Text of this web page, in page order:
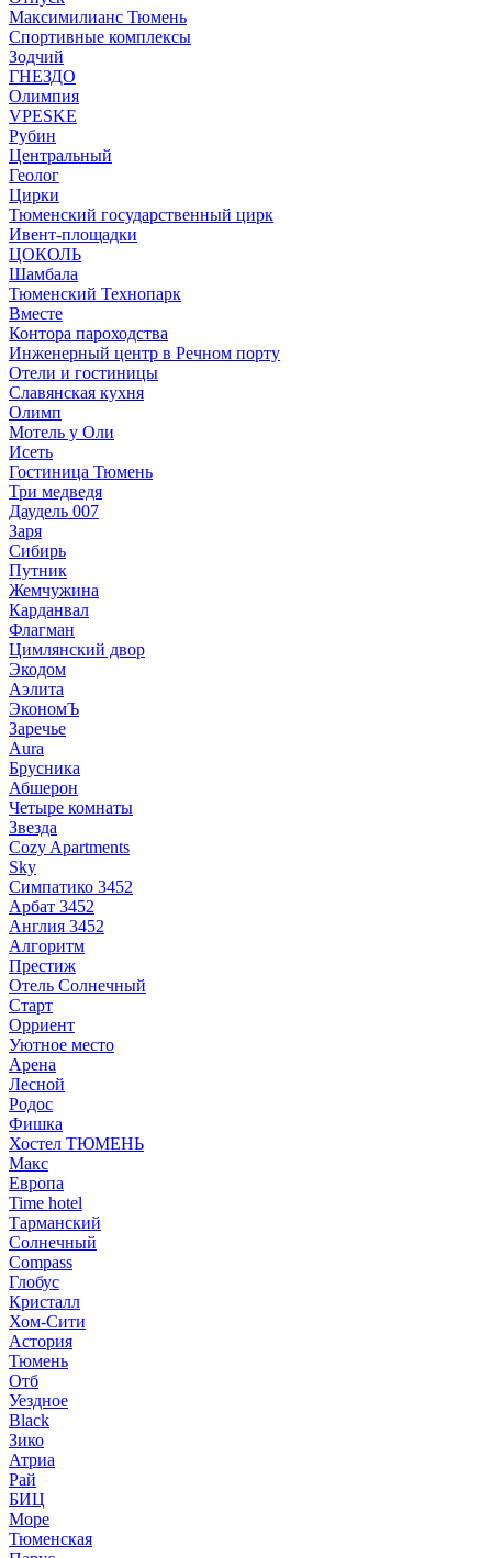
Максимилианс Тюмень
Спортивные комплексы
Зодчий
ГНЕЗДО
Олимпия
VPESKE
Рубин
Центральный
Геолог
Цирки
Тюменский государственный цирк
Ивент-площадки
ЦОКОЛЬ
Шамбала
Тюменский Технопарк
Вместе
Контора пароходства
Инженерный центр в Речном порту
Отели и гостиницы
Славянская кухня
Олимп
Мотель у Оли
Исеть
Гостиница Тюмень
Три медведя
Даудель 007
Заря
Сибирь
Путник
Жемчужина
Карданвал
Флагман
Цимлянский двор
Экодом
Аэлита
ЭкономЪ
Заречье
Aura
Брусника
Абшерон
Четыре комнаты
Звезда
Cozy Apartments
Sky
Симпатико 3452
Арбат 3452
Англия 3452
Алгоритм
Престиж
Отель Солнечный
Старт
Орриент
Уютное место
Арена
Лесной
Родос
Фишка
Хостел ТЮМЕНЬ
Макс
Европа
Time hotel
Тарманский
Солнечный
Compass
Глобус
Кристалл
Хом-Сити
Астория
Тюмень
Отб
Уездное
Black
Зико
Атриа
Рай
БИЦ
Море
Тюменская